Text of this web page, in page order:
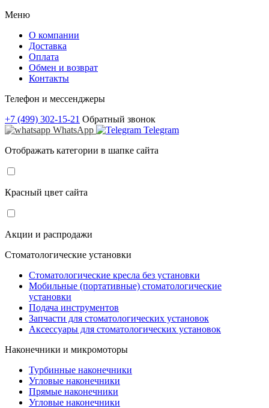
Меню
О компании
Доставка
Оплата
Обмен и возврат
Контакты
Телефон и мессенджеры
+7 (499) 302-15-21 Обратный звонок
WhatsApp
Telegram
Отображать категории в шапке сайта
Красный цвет сайта
Акции и распродажи
Стоматологические установки
Стоматологические кресла без установки
Мобильные (портативные) стоматологические
установки
Подача инструментов
Запчасти для стоматологических установок
Аксессуары для стоматологических установок
Наконечники и микромоторы
Турбинные наконечники
Угловые наконечники
Прямые наконечники
Угловые наконечники